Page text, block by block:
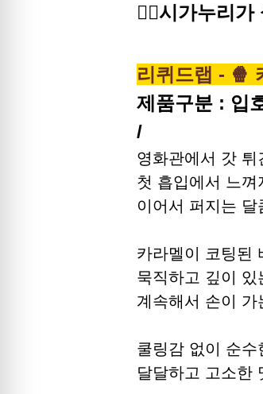
🙋‍♀️시가누리
리퀴드랩 - 🍿
제품구분 : 입
/
영화관에서 갓
첫 흡입에서 느
이어서 퍼지는
카라멜이 코팅된
묵직하고 깊이
계속해서 손이
쿨링감 없이 순
달달하고 고소한